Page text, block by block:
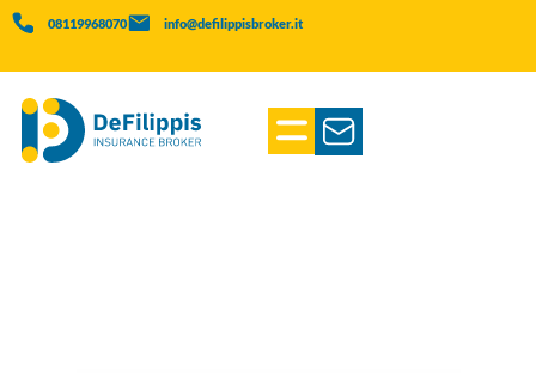
08119968070 info@defilippisbroker.it